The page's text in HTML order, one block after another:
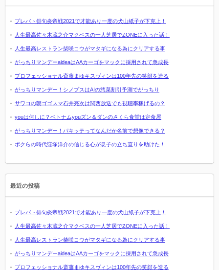
プレバト俳句炎帝戦2021で才能あり一度の犬山紙子が下克上！
人生最高佐々木蔵之介マクベスの一人芝居でZONEに入った話！
人生最高レストラン柴咲コウがマタギになる為にクリアする事
がっちりマンデーaideaはAAカーゴをマックに採用されて急成長
プロフェッショナル斎藤まゆキスヴィンは100年先の笑顔を造る
がっちりマンデー！シノプスはAIの惣菜割引予測でがっちり
サワコの朝ゴゴスマ石井亮次は関西放送でも視聴率稼げるの？
youは何しに？ベトナムyouズン＆ダンのさくら食堂は定食屋
がっちりマンデー！パキッテってなんだか名前で想像できる？
ボクらの時代窪塚洋介の信じる心が息子の立ち直りを助けた！
最近の投稿
プレバト俳句炎帝戦2021で才能あり一度の犬山紙子が下克上！
人生最高佐々木蔵之介マクベスの一人芝居でZONEに入った話！
人生最高レストラン柴咲コウがマタギになる為にクリアする事
がっちりマンデーaideaはAAカーゴをマックに採用されて急成長
プロフェッショナル斎藤まゆキスヴィンは100年先の笑顔を造る